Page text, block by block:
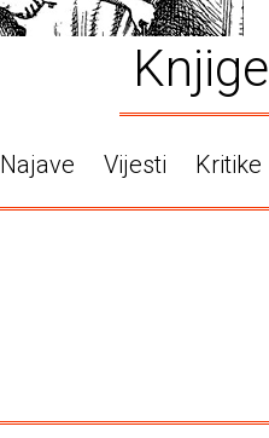
Knjige
Najave Vijesti Kritike